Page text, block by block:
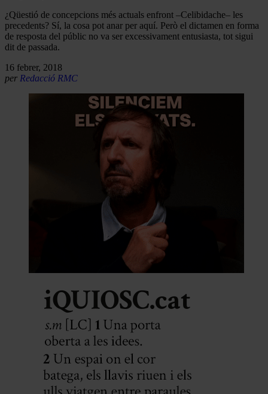
¿Qüestió de concepcions més actuals enfront –Celibidache– les
precedents? Sí, la cosa pot anar per aquí. Però el dictamen en forma
de resposta del públic no va ser excessivament entusiasta, tot sigui
dit de passada.
16 febrer, 2018
per Redacció RMC